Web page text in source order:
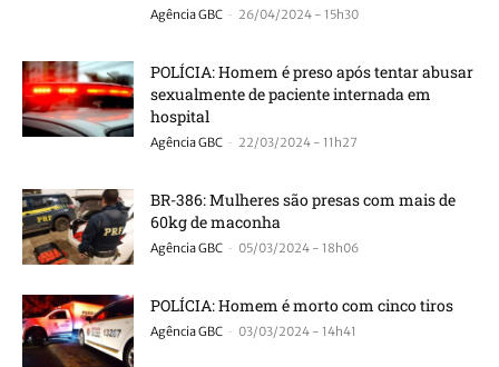
Agência GBC - 26/04/2024 - 15h30
POLÍCIA: Homem é preso após tentar abusar
sexualmente de paciente internada em
hospital
Agência GBC - 22/03/2024 - 11h27
BR-386: Mulheres são presas com mais de
60kg de maconha
Agência GBC - 05/03/2024 - 18h06
POLÍCIA: Homem é morto com cinco tiros
Agência GBC - 03/03/2024 - 14h41